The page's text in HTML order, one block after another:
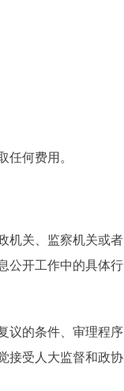
何费用。
机关、监察机关或者
公开工作中的具体行
议的条件、审理程序
接受人大监督和政协